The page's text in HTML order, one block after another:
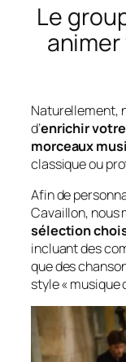
Le
Naturellement,
d’enrichir
morceaux
classique ou
Afin de
Cavaillon, nous
sélection
incluant des
que des
style « musique